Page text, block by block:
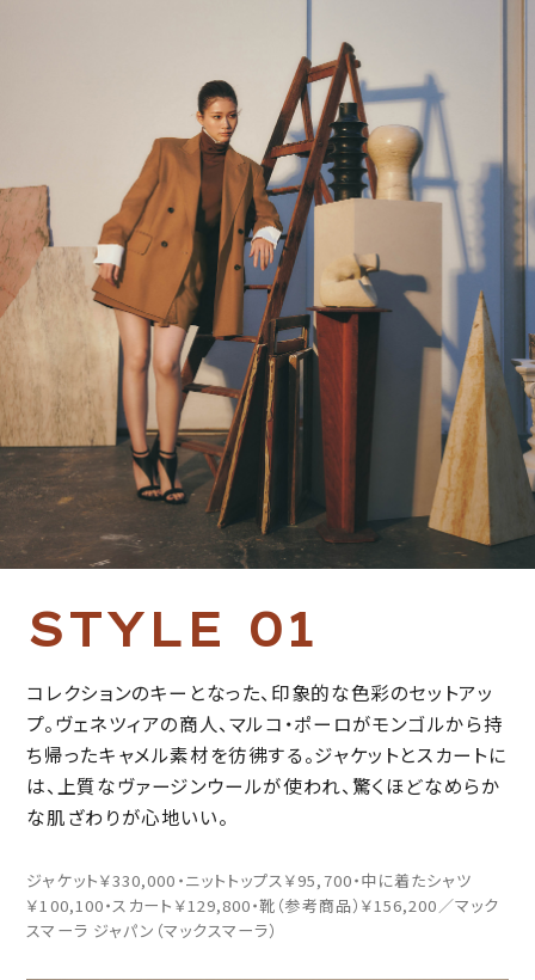
STYLE 01
コレクションのキーとなった、印象的な色彩のセットアッ
プ。ヴェネツィアの商人、マルコ・ポーロがモンゴルから持
ち帰ったキャメル素材を彷彿する。ジャケットとスカートに
は、上質なヴァージンウールが使われ、驚くほどなめらか
な肌ざわりが心地いい。
ジャケット￥330,000・ニットトップス￥95,700・中に着たシャツ
￥100,100・スカート￥129,800・靴（参考商品）￥156,200／マック
スマーラ ジャパン（マックスマーラ）